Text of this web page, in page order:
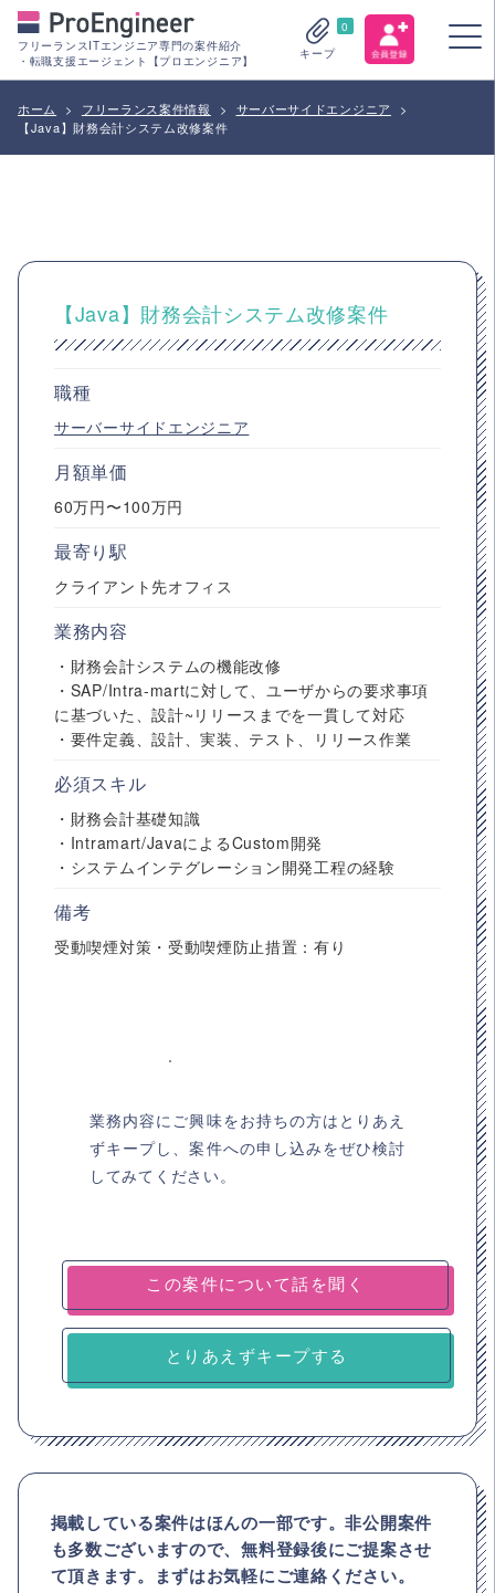
フリーランスITエンジニア専門の案件紹介
・転職支援エージェント【プロエンジニア】
0
キープ
ホーム > フリーランス案件情報 > サーバーサイドエンジニア
>
【Java】財務会計システム改修案件
【Java】財務会計システム改修案件
職種
サーバーサイドエンジニア
月額単価
60万円〜100万円
最寄り駅
クライアント先オフィス
業務内容
・財務会計システムの機能改修
・SAP/Intra-martに対して、ユーザからの要求事項
に基づいた、設計~リリースまでを一貫して対応
・要件定義、設計、実装、テスト、リリース作業
必須スキル
・財務会計基礎知識
・Intramart/JavaによるCustom開発
・システムインテグレーション開発工程の経験
備考
受動喫煙対策・受動喫煙防止措置：有り
業務内容にご興味をお持ちの方はとりあえ
ずキープし、案件への申し込みをぜひ検討
してみてください。
とりあえずキープする
掲載している案件はほんの一部です。非公開案件
も多数ございますので、無料登録後にご提案させ
て頂きます。まずはお気軽にご連絡ください。